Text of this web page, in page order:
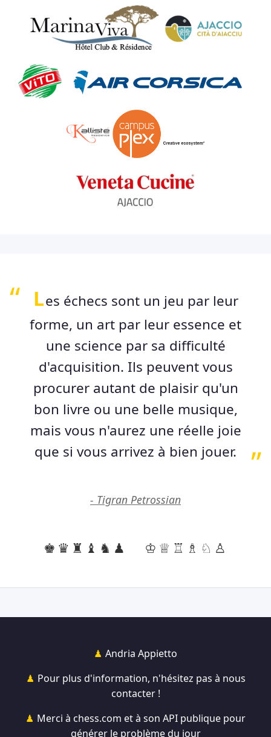
Les échecs sont un jeu par leur
forme, un art par leur essence et
une science par sa difficulté
d'acquisition. Ils peuvent vous
procurer autant de plaisir qu'un
bon livre ou une belle musique,
mais vous n'aurez une réelle joie
que si vous arrivez à bien jouer.
- Tigran Petrossian
♚♛♜♝♞♟ ♔♕♖♗♘♙
Andria Appietto
Pour plus d'information, n'hésitez pas à nous
contacter !
Merci à chess.com et à son API publique pour
générer le problème du jour